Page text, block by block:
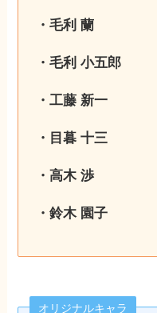
・毛利 蘭
・毛利 小五郎
・工藤 新一
・目暮 十三
・高木 渉
・鈴木 園子
オリジナルキャラ